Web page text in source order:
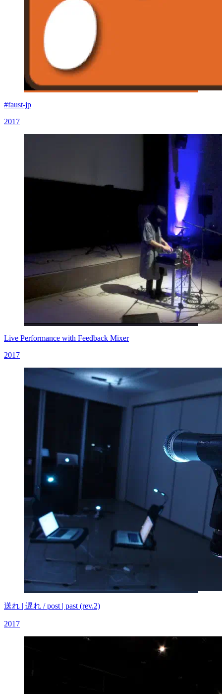
#faust-jp
2017
Live Performance with Feedback Mixer
2017
送れ | 遅れ / post | past (rev.2)
2017